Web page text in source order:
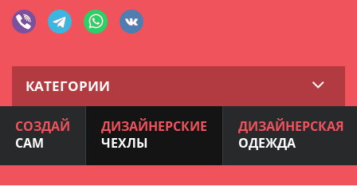
КАТЕГОРИИ
СОЗДАЙ
САМ
ДИЗАЙНЕРСКИЕ
ЧЕХЛЫ
ДИЗАЙНЕРСКАЯ
ОДЕЖДА